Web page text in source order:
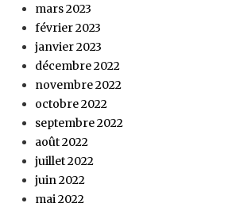
mars 2023
février 2023
janvier 2023
décembre 2022
novembre 2022
octobre 2022
septembre 2022
août 2022
juillet 2022
juin 2022
mai 2022